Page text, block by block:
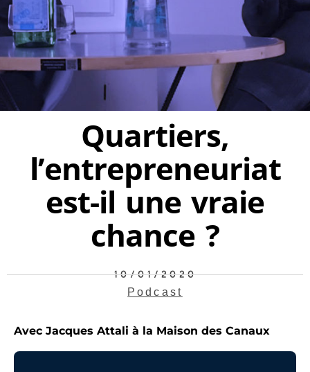
Quartiers,
l’entrepreneuriat
est-il une vraie
chance ?
10/01/2020
Podcast
Avec Jacques Attali à la Maison des Canaux